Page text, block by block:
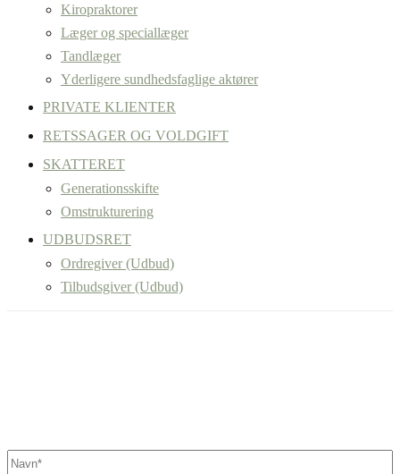
Kiropraktorer
Læger og speciallæger
Tandlæger
Yderligere sundhedsfaglige aktører
PRIVATE KLIENTER
RETSSAGER OG VOLDGIFT
SKATTERET
Generationsskifte
Omstrukturering
UDBUDSRET
Ordregiver (Udbud)
Tilbudsgiver (Udbud)
Navn *